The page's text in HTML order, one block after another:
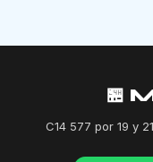
🏪
C14 577 por 19 y